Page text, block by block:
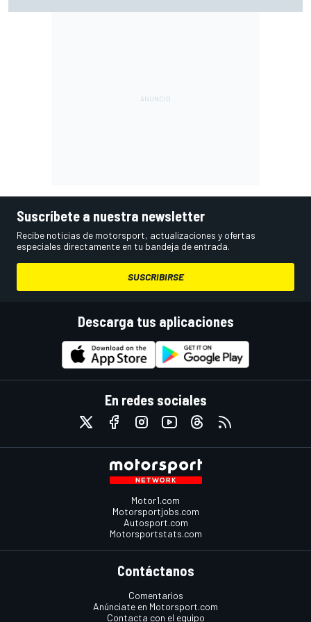
Suscríbete a nuestra newsletter
Recibe noticias de motorsport, actualizaciones y ofertas
especiales directamente en tu bandeja de entrada.
SUSCRIBIRSE
Descarga tus aplicaciones
En redes sociales
Motor1.com
Motorsportjobs.com
Autosport.com
Motorsportstats.com
Contáctanos
Comentarios
Anúnciate en Motorsport.com
Contacta con el equipo